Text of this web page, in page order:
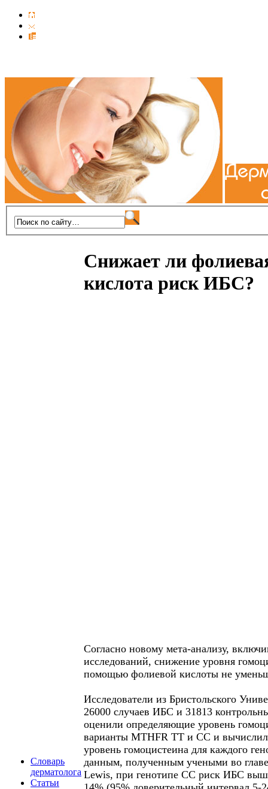
Словарь
дерматолога
Статьи
Снижает ли
кислота риск ИБС?
Согласно новому мета-анализу,
исследований, снижение уровня
помощью фолиевой кислоты не
Исследователи из Бристольского
26000 случаев ИБС и 31813
оценили определяющие уровень
варианты MTHFR TT и СС и
уровень гомоцистеина для каждого
данным, полученным учеными во
Lewis, при генотипе СС риск ИБС